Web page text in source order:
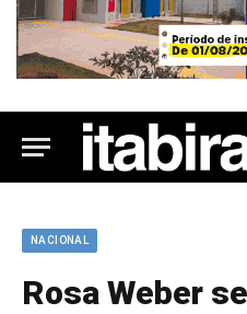
NACIONAL
Rosa Weber